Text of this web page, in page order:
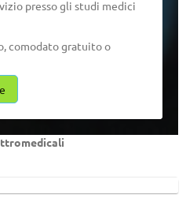
presso gli studi medici
comodato gratuito o